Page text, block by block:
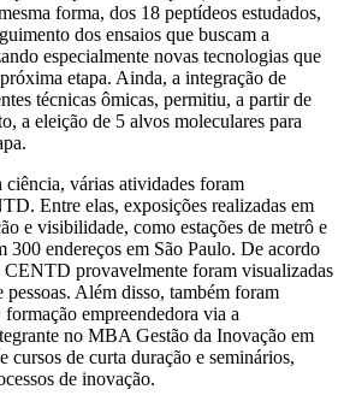
forma, dos 18 peptídeos estudados,
dos ensaios que buscam a
especialmente novas tecnologias que
etapa. Ainda, a integração de
técnicas ômicas, permitiu, a partir de
a eleição de 5 alvos moleculares para
ciência, várias atividades foram
Entre elas, exposições realizadas em
e visibilidade, como estações de metrô e
300 endereços em São Paulo. De acordo
CENTD provavelmente foram visualizadas
Além disso, também foram
empreendedora via a
no MBA Gestão da Inovação em
cursos de curta duração e seminários,
de inovação.